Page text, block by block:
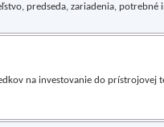
predseda, zariadenia, potrebné
na investovanie do prístrojovej